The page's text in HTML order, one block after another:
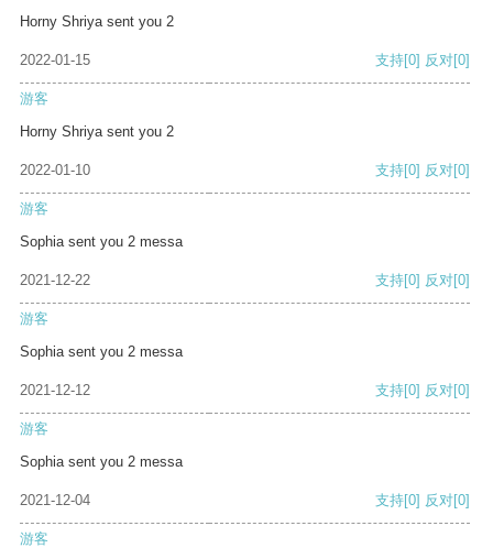
Horny Shriya sent you 2
2022-01-15 支持[0] 反对[0]
游客
Horny Shriya sent you 2
2022-01-10 支持[0] 反对[0]
游客
Sophia sent you 2 messa
2021-12-22 支持[0] 反对[0]
游客
Sophia sent you 2 messa
2021-12-12 支持[0] 反对[0]
游客
Sophia sent you 2 messa
2021-12-04 支持[0] 反对[0]
游客